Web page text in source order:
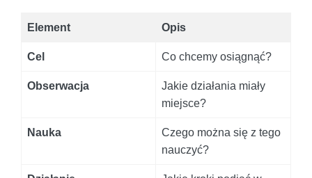
Element Opis
Cel Co chcemy osiągnąć?
Obserwacja
Jakie działania miały
miejsce?
Nauka
Czego można się z tego
nauczyć?